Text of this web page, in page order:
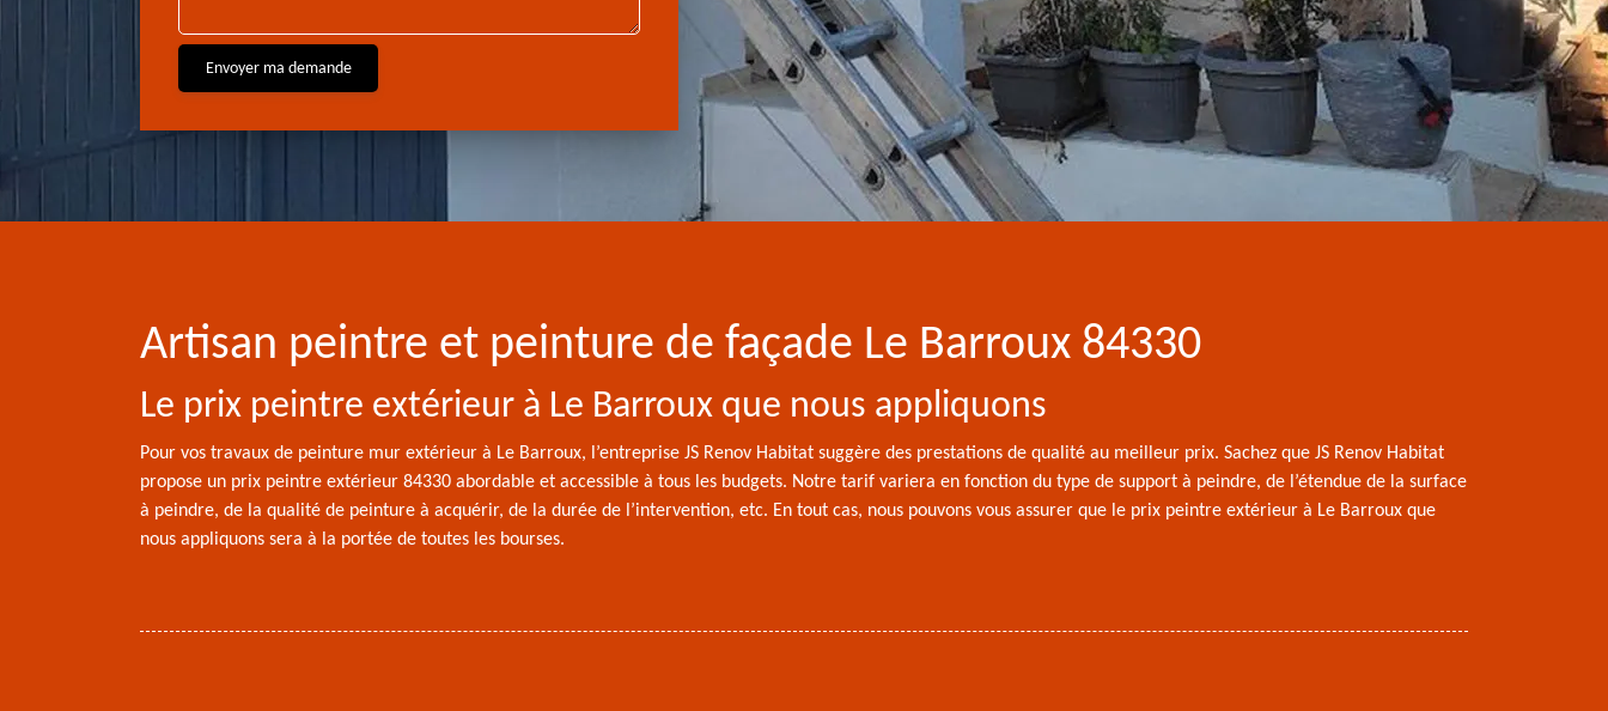
Artisan peintre et peinture de façade Le Barroux 84330
Le prix peintre extérieur à Le Barroux que nous appliquons
Pour vos travaux de peinture mur extérieur à Le Barroux, l’entreprise JS Renov Habitat suggère des prestations de qualité au meilleur prix. Sachez que JS Renov Habitat
propose un prix peintre extérieur 84330 abordable et accessible à tous les budgets. Notre tarif variera en fonction du type de support à peindre, de l’étendue de la surface
à peindre, de la qualité de peinture à acquérir, de la durée de l’intervention, etc. En tout cas, nous pouvons vous assurer que le prix peintre extérieur à Le Barroux que
nous appliquons sera à la portée de toutes les bourses.